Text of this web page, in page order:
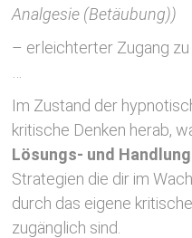
Analgesie (Betäubung))
– erleichterter Zugang zu
Im Zustand der
kritische Denken herab,
Lösungs- und
Strategien die dir im
durch das eigene
zugänglich sind.